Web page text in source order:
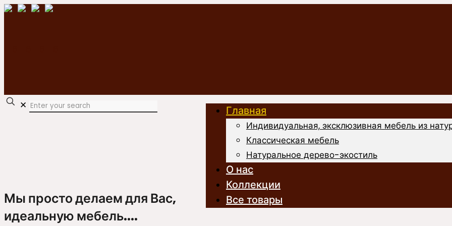
Главная
Индивидуальная, эксклюзивная мебель из
Классическая мебель
Натуральное дерево-экостиль
О нас
Коллекции
Все товары
✕
Мы просто делаем для Вас,
идеальную мебель....